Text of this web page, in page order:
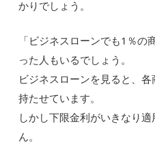
かりでしょう。
「ビジネスローンでも1％
った人もいるでしょう。
ビジネスローンを見ると、
持たせています。
しかし下限金利がいきなり
ん。